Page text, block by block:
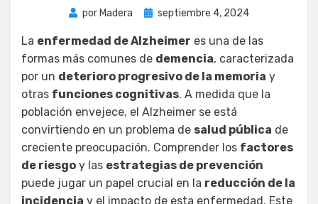
por Madera
Publicada
septiembre 4, 2024
La enfermedad de Alzheimer es una de las
formas más comunes de demencia, caracterizada
por un deterioro progresivo de la memoria y
otras funciones cognitivas. A medida que la
población envejece, el Alzheimer se está
convirtiendo en un problema de salud pública de
creciente preocupación. Comprender los factores
de riesgo y las estrategias de prevención
puede jugar un papel crucial en la reducción de la
incidencia y el impacto de esta enfermedad. Este